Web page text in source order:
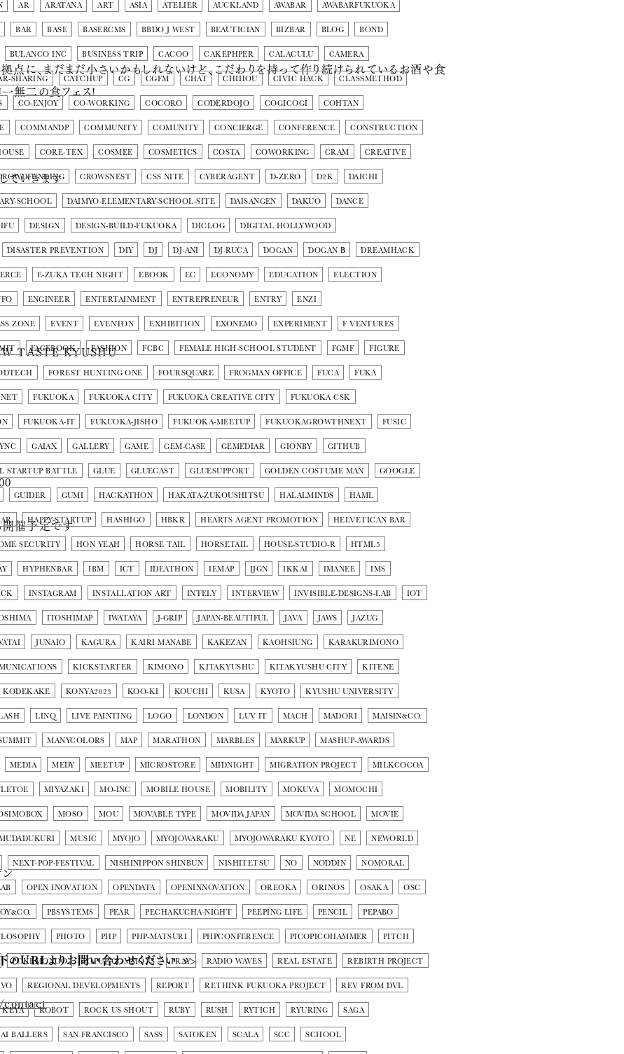
AR ARATANA ART ASIA ATELIER AUCKLAND AWABAR AWABARFUKUOKA
BAR BASE BASERCMS BBDO J WEST BEAUTICIAN BIZBAR BLOG BOND
BULANCO INC BUSINESS TRIP CACOO CAKEPHPER CALACULU CAMERA
SHARING CATCHUP CG CGFM CHAT CHIHOU CIVIC HACK CLASSMETHOD
CO-ENJOY CO-WORKING COCORO CODERDOJO COGICOGI COHTAN
COMMANDP COMMUNITY COMUNITY CONCIERGE CONFERENCE CONSTRUCTION
CORE-TEX COSMEE COSMETICS COSTA COWORKING CRAM CREATIVE
CROWSNEST CSS NITE CYBERAGENT D-ZERO D2K DAICHI
SCHOOL DAIMYO-ELEMENTARY-SCHOOL-SITE DAISANGEN DAKUO DANCE
DESIGN DESIGN-BUILD-FUKUOKA DICLOG DIGITAL HOLLYWOOD
DISASTER PREVENTION DIY DJ DJ-ANI DJ-RUCA DOGAN DOGAN Β DREAMHACK
E-ZUKA TECH NIGHT EBOOK EC ECONOMY EDUCATION ELECTION
ENGINEER ENTERTAINMENT ENTREPRENEUR ENTRY ENZI
ZONE EVENT EVENTON EXHIBITION EXONEMO EXPERIMENT F VENTURES
FACEBOOK FASHION FCBC FEMALE HIGH-SCHOOL STUDENT FGMF FIGURE
FOREST HUNTING ONE FOURSQUARE FROGMAN OFFICE FUCA FUKA
FUKUOKA FUKUOKA CITY FUKUOKA CREATIVE CITY FUKUOKA CSK
FUKUOKA-IT FUKUOKA-JISHO FUKUOKA-MEETUP FUKUOKAGROWTHNEXT FUSIC
GAIAX GALLERY GAME GEM-CASE GEMEDIAR GIONBY GITHUB
STARTUP BATTLE GLUE GLUECAST GLUESUPPORT GOLDEN COSTUME MAN GOOGLE
GUIDER GUMI HACKATHON HAKATA-ZUKOUSHITSU HALALMINDS HAML
HAPPY-STARTUP HASHIGO HBKR HEARTS AGENT PROMOTION HELVETICAN BAR
SECURITY HON YEAH HORSE TAIL HORSETAIL HOUSE-STUDIO-R HTML5
HYPHENBAR IBM ICT IDEATHON IEMAP IJGN IKKAI IMANEE IMS
INSTAGRAM INSTALLATION ART INTELY INTERVIEW INVISIBLE-DESIGNS-LAB IOT
ITOSHIMAP IWATAYA J-GRIP JAPAN-BEAUTIFUL JAVA JAWS JAZUG
JUNAIO KAGURA KAIRI MANABE KAKEZAN KAOHSIUNG KARAKURIMONO
KICKSTARTER KIMONO KITAKYUSHU KITAKYUSHU CITY KITENE
KODEKAKE KONYA2023 KOO-KI KOUCHI KUSA KYOTO KYUSHU UNIVERSITY
LINQ LIVE PAINTING LOGO LONDON LUV IT MACH MADORI MAISIN&CO.
MANYCOLORS MAP MARATHON MARBLES MARKUP MASHUP-AWARDS
MEDIA MEDY MEETUP MICROSTORE MIDNIGHT MIGRATION PROJECT MILKCOCOA
MIYAZAKI MO-INC MOBILE HOUSE MOBILITY MOKUVA MOMOCHI
MOSO MOU MOVABLE TYPE MOVIDA JAPAN MOVIDA SCHOOL MOVIE
MUSIC MYOJO MYOJOWARAKU MYOJOWARAKU KYOTO NE NEWORLD
NEXT-POP-FESTIVAL NISHINIPPON SHINBUN NISHITETSU NO NODDIN NOMORAL
OPEN INOVATION OPENDATA OPENINNOVATION OREOKA ORINOS OSAKA OSC
PBSYSTEMS PEAR PECHAKUCHA-NIGHT PEEPING LIFE PENCIL PEPABO
PHOTO PHP PHP-MATSURI PHPCONFERENCE PICOPICOHAMMER PITCH
POKEMONGO POPUP COMMONS PRAY RADIO WAVES REAL ESTATE REBIRTH PROJECT
REGIONAL DEVELOPMENTS REPORT RETHINK FUKUOKA PROJECT REV FROM DVL
KEYA ROBOT ROCK US SHOUT RUBY RUSH RYTICH RYURING SAGA
BALLERS SAN FRANCISCO SASS SATOKEN SCALA SCC SCHOOL
点に、まだまだ小さいかもしれないけど、こだわりを持って作り続けられているお酒や食
無二の食フェス!
ていきます
TASTE KYUSHU
催予定です
URLよりお問い合わせください >>